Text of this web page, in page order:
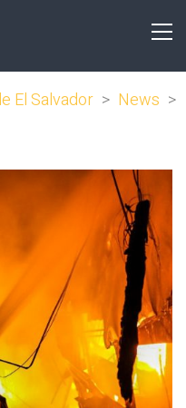
El Salvador > News >